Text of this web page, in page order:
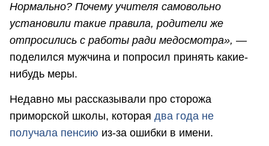
Нормально? Почему учителя самовольно
установили такие правила, родители же
отпросились с работы ради медосмотра», —
поделился мужчина и попросил принять какие-
нибудь меры.
Недавно мы рассказывали про сторожа
приморской школы, которая два года не
получала пенсию из-за ошибки в имени.